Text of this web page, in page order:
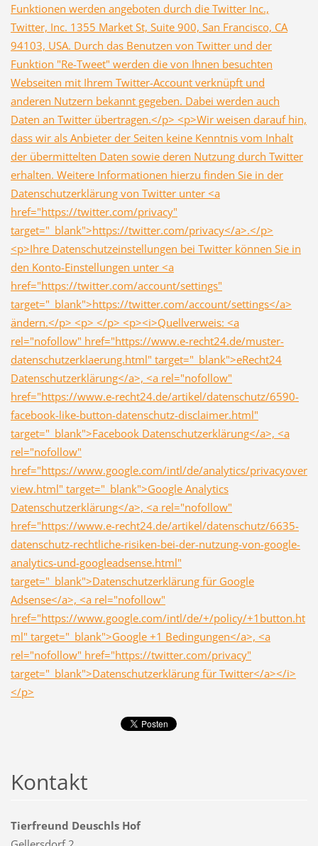
Funktionen werden angeboten durch die Twitter Inc.,
Twitter, Inc. 1355 Market St, Suite 900, San Francisco, CA
94103, USA. Durch das Benutzen von Twitter und der
Funktion "Re-Tweet" werden die von Ihnen besuchten
Webseiten mit Ihrem Twitter-Account verknüpft und
anderen Nutzern bekannt gegeben. Dabei werden auch
Daten an Twitter übertragen.</p> <p>Wir weisen darauf hin,
dass wir als Anbieter der Seiten keine Kenntnis vom Inhalt
der übermittelten Daten sowie deren Nutzung durch Twitter
erhalten. Weitere Informationen hierzu finden Sie in der
Datenschutzerklärung von Twitter unter <a
href="https://twitter.com/privacy"
target="_blank">https://twitter.com/privacy</a>.</p>
<p>Ihre Datenschutzeinstellungen bei Twitter können Sie in
den Konto-Einstellungen unter <a
href="https://twitter.com/account/settings"
target="_blank">https://twitter.com/account/settings</a>
ändern.</p> <p> </p> <p><i>Quellverweis: <a
rel="nofollow" href="https://www.e-recht24.de/muster-
datenschutzerklaerung.html" target="_blank">eRecht24
Datenschutzerklärung</a>, <a rel="nofollow"
href="https://www.e-recht24.de/artikel/datenschutz/6590-
facebook-like-button-datenschutz-disclaimer.html"
target="_blank">Facebook Datenschutzerklärung</a>, <a
rel="nofollow"
href="https://www.google.com/intl/de/analytics/privacyover
view.html" target="_blank">Google Analytics
Datenschutzerklärung</a>, <a rel="nofollow"
href="https://www.e-recht24.de/artikel/datenschutz/6635-
datenschutz-rechtliche-risiken-bei-der-nutzung-von-google-
analytics-und-googleadsense.html"
target="_blank">Datenschutzerklärung für Google
Adsense</a>, <a rel="nofollow"
href="https://www.google.com/intl/de/+/policy/+1button.ht
ml" target="_blank">Google +1 Bedingungen</a>, <a
rel="nofollow" href="https://twitter.com/privacy"
target="_blank">Datenschutzerklärung für Twitter</a></i>
</p>
Kontakt
Tierfreund Deuschls Hof